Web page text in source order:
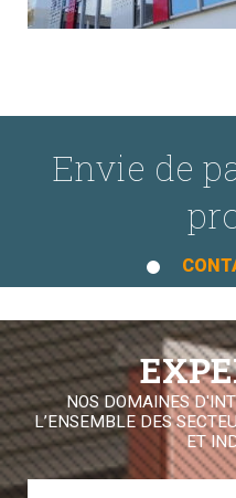
Envie de
NOS DOMAINES
L’ENSEMBLE DES
ET